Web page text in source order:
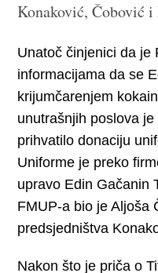
Konaković, Čobović
Unatoč činjenici da je
informacijama da se
krijumčarenjem
unutrašnjih poslova
prihvatilo donaciju
Uniforme je preko
upravo Edin Gačanin
FMUP-a bio je Aljoša
predsjedništva
Nakon što je priča o